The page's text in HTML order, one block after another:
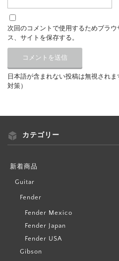
次回のコメントで使用するためブラ
ス、サイトを保存する。
日本語が含まれない投稿は無視され
対策）
カテゴリー
新着商品
Guitar
Fender
Fender Mexico
Fender Japan
Fender USA
Gibson